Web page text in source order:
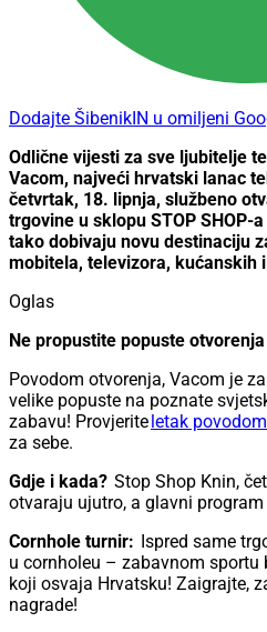
Dodajte ŠibenikIN u omiljeni
Odlične vijesti za sve ljubitelje
Vacom, najveći hrvatski lanac
četvrtak, 18. lipnja, službeno
trgovine u sklopu STOP SHOP-
tako dobivaju novu destinaciju
mobitela, televizora, kućanskih
Oglas
Ne propustite popuste
Povodom otvorenja, Vacom je
velike popuste na poznate
zabavu! Provjerite letak
za sebe.
Gdje i kada? Stop Shop Knin,
otvaraju ujutro, a glavni
Cornhole turnir: Ispred same
u cornholeu – zabavnom sportu
koji osvaja Hrvatsku! Zaigrajte,
nagrade!